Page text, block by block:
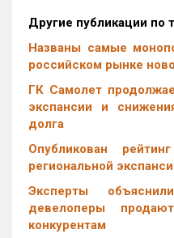
Другие публикации по
Названы самые
российском рынке
ГК Самолет
экспансии и
долга
Опубликован
региональной
Эксперты
девелоперы
конкурентам